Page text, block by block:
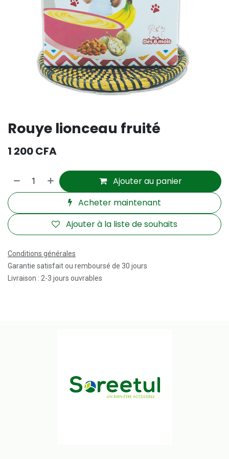
Rouye lionceau fruité
1 200CFA
Ajouter au panier
Acheter maintenant
Ajouter à la liste de souhaits
Conditions générales
Garantie satisfait ou remboursé de 30 jours
Livraison : 2-3 jours ouvrables